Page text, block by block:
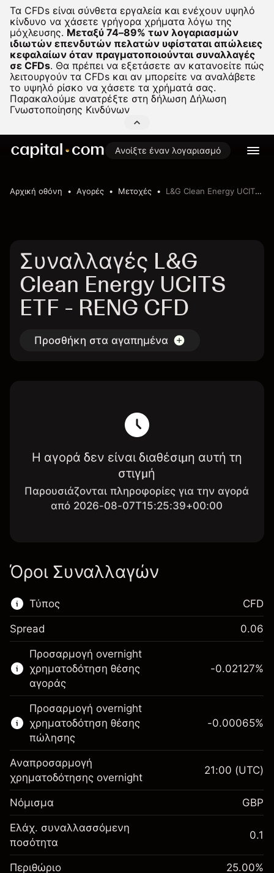
Τα CFDs είναι σύνθετα εργαλεία και ενέχουν υψηλό
κίνδυνο να χάσετε γρήγορα χρήματα λόγω της
μόχλευσης. Μεταξύ 74–89% των λογαριασμών
ιδιωτών επενδυτών πελατών υφίσταται απώλειες
κεφαλαίων όταν πραγματοποιούνται συναλλαγές
σε CFDs. Θα πρέπει να εξετάσετε αν κατανοείτε πώς
λειτουργούν τα CFDs και αν μπορείτε να αναλάβετε
το υψηλό ρίσκο να χάσετε τα χρήματά σας.
Παρακαλούμε ανατρέξτε στη δήλωση Δήλωση
Γνωστοποίησης Κινδύνων
Ανοίξτε έναν λογαριασμό
Αρχική οθόνη Αγορές Μετοχές L&G Clean Energy UCITS ETF
Συναλλαγές L&G
Clean Energy UCITS
ETF - RENG CFD
Προσθήκη στα αγαπημένα
Η αγορά δεν είναι διαθέσιμη αυτή τη
στιγμή
Παρουσιάζονται πληροφορίες για την αγορά
από 2026-08-07T15:25:39+00:00
Όροι Συναλλαγών
Τύπος
Αυτή η χρηματοπιστωτική αγορά είναι
διαθέσιμη για διαπραγμάτευση CFD.
Μάθετε περισσότερα σχετικά με:
CFDs
CFD
Spread 0.06
Προσαρμογή overnight
χρηματοδότηση θέσης
αγοράς
Περιθώριο. Η επένδυσή
σας
£1,000.00
Αναπροσαρμογή
χρηματοδότησης κατά
τη διάρκεια της νύχτας
Χρεώσεις από την πλήρη αξία
%
(-£0.85)
-0.02127%
Προσαρμογή overnight
χρηματοδότηση θέσης
πώλησης
Περιθώριο. Η επένδυσή
σας
-0.00065%
Αναπροσαρμογή
χρηματοδότησης overnight
21:00 (UTC)
Νόμισμα GBP
Ελάχ. συναλλασσόμενη
ποσότητα
0.1
Περιθώριο 25.00%